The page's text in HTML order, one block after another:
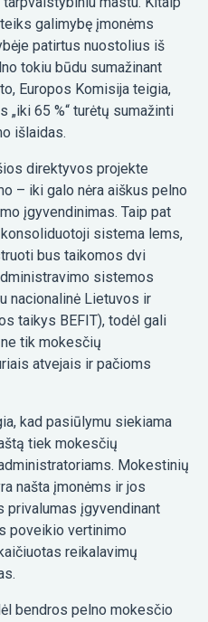
galimybę įmonėms
patirtus nuostolius iš
tokiu būdu sumažinant
Europos Komisija teigia,
„iki 65 %“ turėtų sumažinti
išlaidas.
direktyvos projekte
– iki galo nėra aiškus pelno
įgyvendinimas. Taip pat
sistema lems,
bus taikomos dvi
sistemos
nacionalinė Lietuvos ir
taikys BEFIT), todėl gali
tik mokesčių
atvejais ir pačioms
kad pasiūlymu siekiama
tiek mokesčių
Mokestinių
našta įmonėms ir jos
privalumas įgyvendinant
poveikio vertinimo
reikalavimų
bendros pelno mokesčio